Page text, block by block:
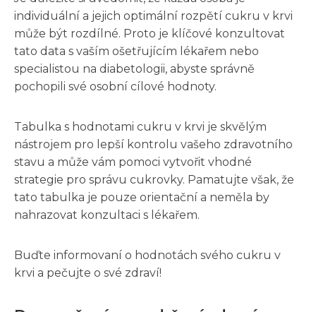
individuální a jejich optimální rozpětí cukru v krvi
může být rozdílné. Proto je klíčové konzultovat
tato data s vaším ošetřujícím lékařem nebo
specialistou na diabetologii, abyste správně
pochopili své osobní cílové hodnoty.
Tabulka s hodnotami cukru v krvi je skvělým
nástrojem pro lepší kontrolu vašeho zdravotního
stavu a může vám pomoci vytvořit vhodné
strategie pro správu cukrovky. Pamatujte však, že
tato tabulka je pouze orientační a neměla by
nahrazovat konzultaci s lékařem.
Buďte informovaní o hodnotách svého cukru v
krvi a pečujte o své zdraví!